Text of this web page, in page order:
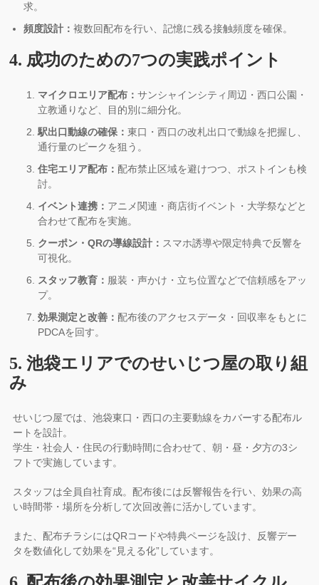
求。
頻度設計：複数回配布を行い、記憶に残る接触頻度を確保。
4. 成功のための7つの実践ポイント
マイクロエリア配布：サンシャインシティ周辺・西口公園・
立教通りなど、目的別に細分化。
駅出口動線の確保：東口・西口の改札出口で動線を把握し、
通行量のピークを狙う。
住宅エリア配布：配布禁止区域を避けつつ、ポストインも検
討。
イベント連携： アニメ関連・商店街イベント・大学祭などと
合わせて配布を実施。
クーポン・QRの導線設計： スマホ誘導や限定特典で反響を
可視化。
スタッフ教育： 服装・声かけ・立ち位置などで信頼感をアッ
プ。
効果測定と改善：配布後のアクセスデータ・回収率をもとに
PDCAを回す。
5. 池袋エリアでのせいじつ屋の取り組
み
せいじつ屋では、池袋東口・西口の主要動線をカバーする配布ル
ートを設計。
学生・社会人・住民の行動時間に合わせて、朝・昼・夕方の3シ
フトで実施しています。
スタッフは全員自社育成。配布後には反響報告を行い、効果の高
い時間帯・場所を分析して次回改善に活かしています。
また、配布チラシにはQRコードや特典ページを設け、反響デー
タを数値化して効果を“見える化”しています。